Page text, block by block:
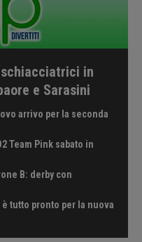
in
e Sarasini
arrivo per la seconda
Team Pink sabato in
B: derby con
tutto pronto per la nuova